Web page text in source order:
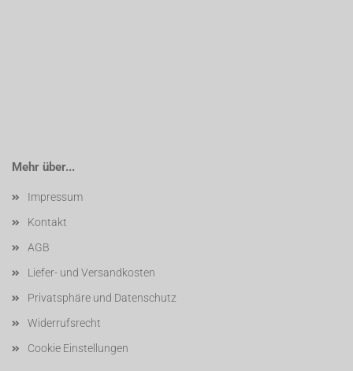
Mehr über...
Impressum
Kontakt
AGB
Liefer- und Versandkosten
Privatsphäre und Datenschutz
Widerrufsrecht
Cookie Einstellungen